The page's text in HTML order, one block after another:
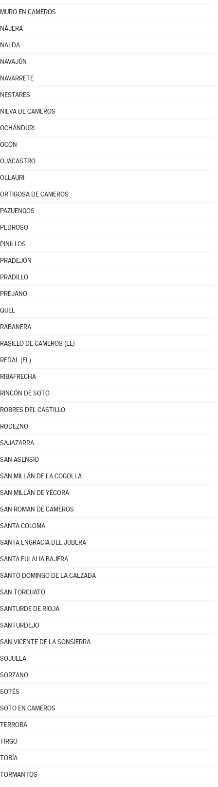
MURO EN CAMEROS
NÁJERA
NALDA
NAVAJÚN
NAVARRETE
NESTARES
NIEVA DE CAMEROS
OCHÁNDURI
OCÓN
OJACASTRO
OLLAURI
ORTIGOSA DE CAMEROS
PAZUENGOS
PEDROSO
PINILLOS
PRADEJÓN
PRADILLO
PRÉJANO
QUEL
RABANERA
RASILLO DE CAMEROS (EL)
REDAL (EL)
RIBAFRECHA
RINCÓN DE SOTO
ROBRES DEL CASTILLO
RODEZNO
SAJAZARRA
SAN ASENSIO
SAN MILLÁN DE LA COGOLLA
SAN MILLÁN DE YÉCORA
SAN ROMÁN DE CAMEROS
SANTA COLOMA
SANTA ENGRACIA DEL JUBERA
SANTA EULALIA BAJERA
SANTO DOMINGO DE LA CALZADA
SAN TORCUATO
SANTURDE DE RIOJA
SANTURDEJO
SAN VICENTE DE LA SONSIERRA
SOJUELA
SORZANO
SOTÉS
SOTO EN CAMEROS
TERROBA
TIRGO
TOBÍA
TORMANTOS